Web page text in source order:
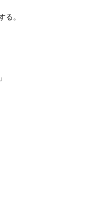
る。